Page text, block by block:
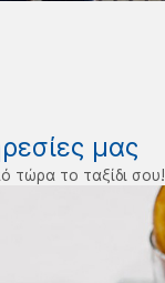
μας
τώρα το ταξίδι σου!